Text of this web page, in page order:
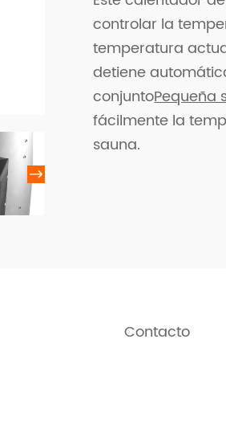

controlar la
temperatura
detiene
conjuntoPequeña
fácilmente la
sauna.
Contacto